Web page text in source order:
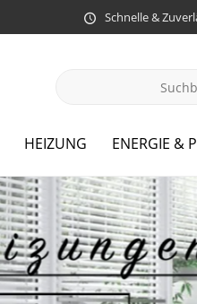
Schnelle &
HEIZUNG ENERGIE &